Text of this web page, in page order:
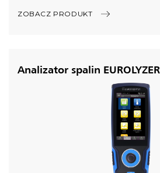
ZOBACZ PRODUKT
Analizator spalin